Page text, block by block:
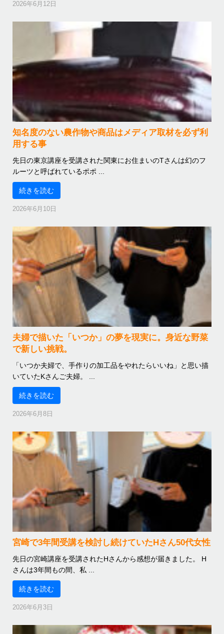
2026年6月12日
知名度のない農作物や商品はメディア取材を必ず利
用する事
先日の東京講座を受講された関東にお住まいのTさんは幻のフ
ルーツと呼ばれているポポ ...
続きを読む
2026年6月10日
夫婦で描いた「いつか」の夢を現実に。身近な野菜
で新しい挑戦。
「いつか夫婦で、手作りの加工品をやれたらいいね」と思い描
いていたKさんご夫婦。 ...
続きを読む
2026年6月8日
宮崎で3年間受講を検討し続けていたHさん50代女性
先日の宮崎講座を受講されたHさんから感想が届きました。 H
さんは3年間もの間、私 ...
続きを読む
2026年6月3日